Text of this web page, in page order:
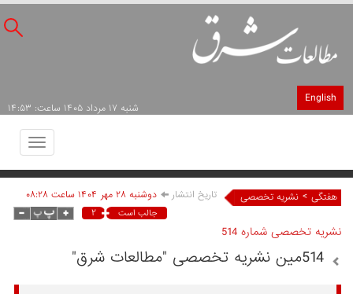
English
شنبه ۱۷ مرداد ۱۴۰۵ ساعت: ۱۴:۵۳
Toggle
هفتگی > نشریه تخصصی تاریخ انتشار دوشنبه ۲۸ مهر ۱۴۰۴ ساعت ۰۸:۲۸
جالب است ۲
نشریه تخصصی شماره 514
514مین نشریه تخصصی "مطالعات شرق"